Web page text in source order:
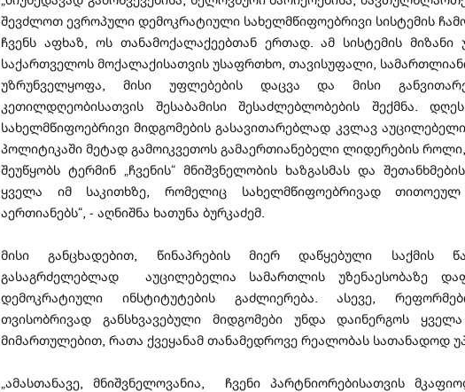
შევძლოთ ევროპული დემოკრატიული სახელმწიფოებრივი სისტემის
ჩვენს აფხაზ, ოს თანამოქალაქეებთან ერთად. ამ სისტემის მიზანი
საქართველოს მოქალაქისათვის უსაფრთხო, თავისუფალი,
უზრუნველყოფა, მისი უფლებების დაცვა და მისი
კეთილდღეობისათვის შესაბამისი შესაძლებლობების შექმნა.
სახელმწიფოებრივი მიდგომების გასავითარებლად კვლავ
პოლიტიკაში მეტად გამოიკვეთოს გამაერთიანებელი ლიდერების
შეუწყობს ტერმინ „ჩვენის“ მნიშვნელობის ხაზგასმას და
ყველა იმ საკითხზე, რომელიც სახელმწიფოებრივად თითოეულ
აერთიანებს“, - აღნიშნა ხათუნა ბურკაძემ.
მისი განცხადებით, წინაპრების მიერ დაწყებული საქმის
გასაგრძელებლად აუცილებელია სამართლის უზენაესობაზე
დემოკრატიული ინსტიტუტების გაძლიერება. ასევე,
თვისობრივად განსხვავებული მიდგომები უნდა დაინერგოს ყველა
მიმართულებით, რათა ქვეყანამ თანამედროვე რეალობას სათანადოდ
„ამასთანავე, მნიშვნელოვანია, ჩვენი პარტნიორებისათვის